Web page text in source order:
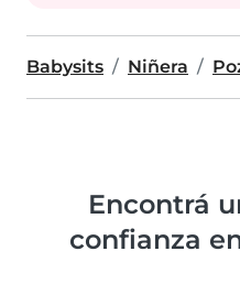
Babysits Niñera
Encontrá
confianza